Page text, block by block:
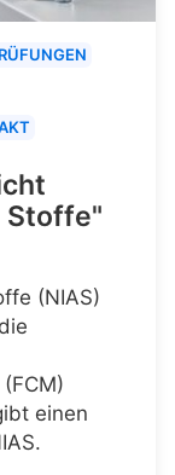
Stoffe"
(NIAS)
einen